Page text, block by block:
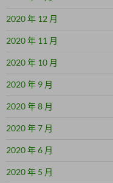
2020 年 12 月
2020 年 11 月
2020 年 10 月
2020 年 9 月
2020 年 8 月
2020 年 7 月
2020 年 6 月
2020 年 5 月